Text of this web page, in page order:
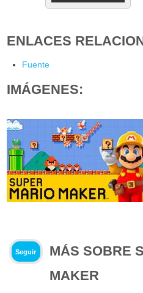
ENLACES
Fuente
IMÁGENES:
Seguir
MÁS SOBRE
MAKER